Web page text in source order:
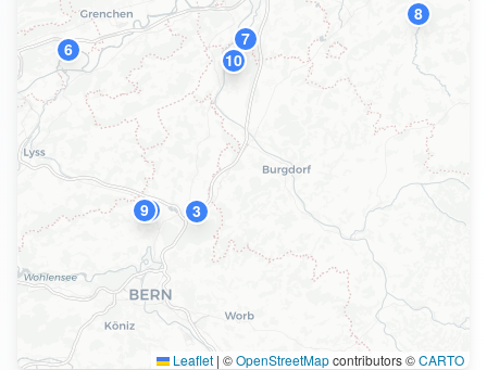
2
3
4
6 7
8
9
10
Leaflet | ©OpenStreetMapcontributors ©CARTO